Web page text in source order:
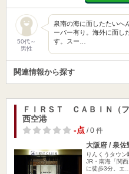
50代～
男性
泉南の海に面したたいへ
ーパー有り。海外に面し
す。スー…
関連情報から探す
ＦＩＲＳＴ ＣＡＢＩＮ（
西空港
-点/ 0 件
大阪府 / 泉佐
りんくうタウ
JR・南海「関
に徒歩3分。エ…